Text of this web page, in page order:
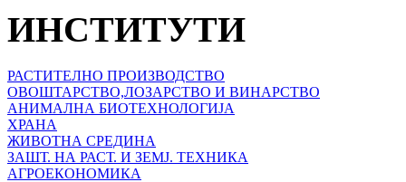
ИНСТИТУТИ
РАСТИТЕЛНО ПРОИЗВОДСТВО
ОВОШТАРСТВО,ЛОЗАРСТВО И ВИНАРСТВО
АНИМАЛНА БИОТЕХНОЛОГИЈА
ХРАНА
ЖИВОТНА СРЕДИНА
ЗАШТ. НА РАСТ. И ЗЕМЈ. ТЕХНИКА
АГРОЕКОНОМИКА